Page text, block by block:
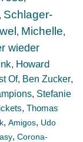
, Schlager-
, Michelle,
wieder
, Howard
Of, Ben Zucker,
, Stefanie
, Thomas
, Amigos, Udo
, Corona-